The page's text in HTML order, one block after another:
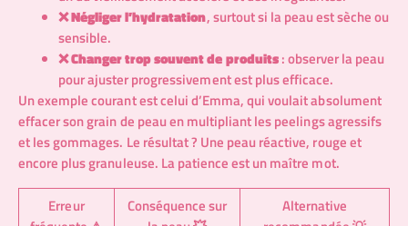
❌Négliger l’hydratation, surtout si la peau est sèche ou
sensible.
❌Changer trop souvent de produits: observer la peau
pour ajuster progressivement est plus efficace.
Un exemple courant est celui d’Emma, qui voulait absolument
effacer son grain de peau en multipliant les peelings agressifs
et les gommages. Le résultat ? Une peau réactive, rouge et
encore plus granuleuse. La patience est un maître mot.
Erreur
Conséquence sur
Alternative